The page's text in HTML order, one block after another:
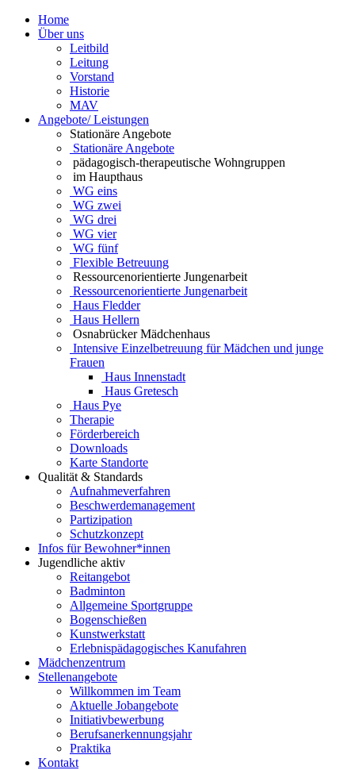
Home
Über uns
Leitbild
Leitung
Vorstand
Historie
MAV
Angebote/ Leistungen
Stationäre Angebote
Stationäre Angebote
pädagogisch-therapeutische Wohngruppen
im Haupthaus
WG eins
WG zwei
WG drei
WG vier
WG fünf
Flexible Betreuung
Ressourcenorientierte Jungenarbeit
Ressourcenorientierte Jungenarbeit
Haus Fledder
Haus Hellern
Osnabrücker Mädchenhaus
Intensive Einzelbetreuung für Mädchen und junge
Frauen
Haus Innenstadt
Haus Gretesch
Haus Pye
Therapie
Förderbereich
Downloads
Karte Standorte
Qualität & Standards
Aufnahmeverfahren
Beschwerdemanagement
Partizipation
Schutzkonzept
Infos für Bewohner*innen
Jugendliche aktiv
Reitangebot
Badminton
Allgemeine Sportgruppe
Bogenschießen
Kunstwerkstatt
Erlebnispädagogisches Kanufahren
Mädchenzentrum
Stellenangebote
Willkommen im Team
Aktuelle Jobangebote
Initiativbewerbung
Berufsanerkennungsjahr
Praktika
Kontakt